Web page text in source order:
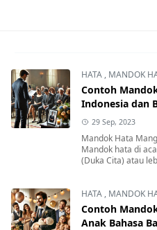
HATA , MANDOK
Contoh
Indonesia dan
29 Sep, 2023
Mandok Hata
Mandok hata di
(Duka Cita) atau
HATA , MANDOK
Contoh
Anak Bahasa